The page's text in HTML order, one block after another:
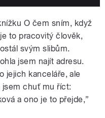
O čem sním, když
to pracovitý člověk,
svým slibům.
jsem najít adresu.
jejich kanceláře, ale
jsem chuť mu říct:
a ono je to přejde,”